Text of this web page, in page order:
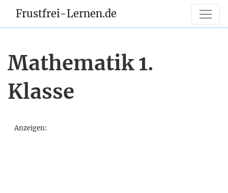
Frustfrei-Lernen.de
Mathematik 1.
Klasse
Anzeigen: